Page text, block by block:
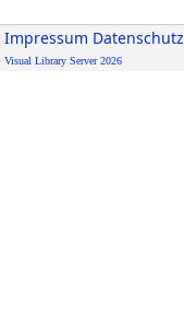
Impressum Datenschutz
Visual Library Server 2026